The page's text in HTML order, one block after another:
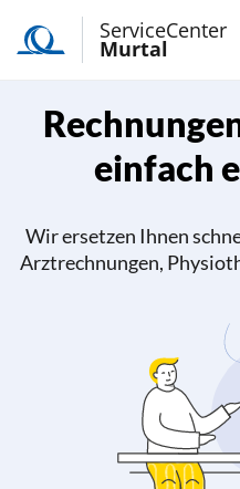
ServiceCenter
Murtal
einfach
Wir ersetzen Ihnen
Arztrechnungen,